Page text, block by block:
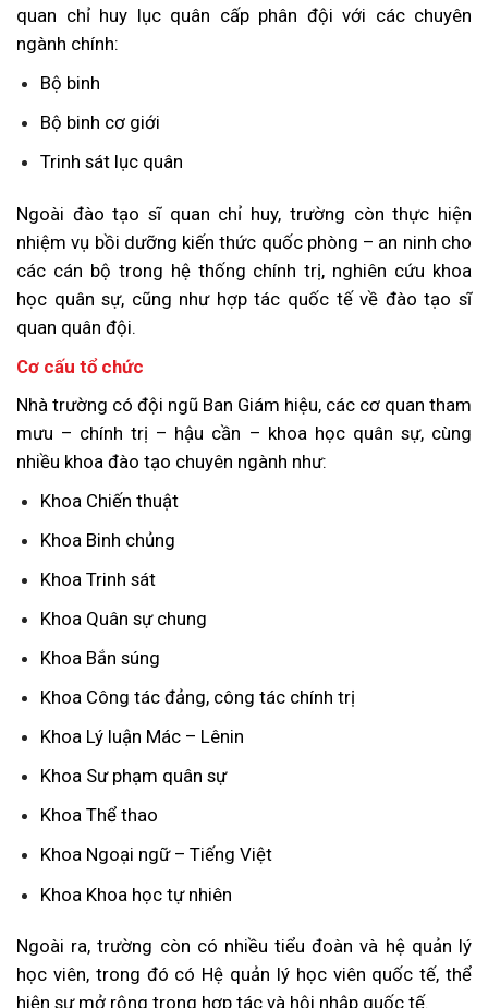
quan chỉ huy lục quân cấp phân đội với các chuyên
ngành chính:
Bộ binh
Bộ binh cơ giới
Trinh sát lục quân
Ngoài đào tạo sĩ quan chỉ huy, trường còn thực hiện
nhiệm vụ bồi dưỡng kiến thức quốc phòng – an ninh cho
các cán bộ trong hệ thống chính trị, nghiên cứu khoa
học quân sự, cũng như hợp tác quốc tế về đào tạo sĩ
quan quân đội.
Cơ cấu tổ chức
Nhà trường có đội ngũ Ban Giám hiệu, các cơ quan tham
mưu – chính trị – hậu cần – khoa học quân sự, cùng
nhiều khoa đào tạo chuyên ngành như:
Khoa Chiến thuật
Khoa Binh chủng
Khoa Trinh sát
Khoa Quân sự chung
Khoa Bắn súng
Khoa Công tác đảng, công tác chính trị
Khoa Lý luận Mác – Lênin
Khoa Sư phạm quân sự
Khoa Thể thao
Khoa Ngoại ngữ – Tiếng Việt
Khoa Khoa học tự nhiên
Ngoài ra, trường còn có nhiều tiểu đoàn và hệ quản lý
học viên, trong đó có Hệ quản lý học viên quốc tế, thể
hiện sự mở rộng trong hợp tác và hội nhập quốc tế.